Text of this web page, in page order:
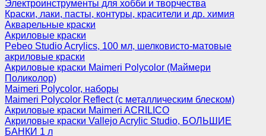
Электроинструменты для хобби и творчества
Краски, лаки, пасты, контуры, красители и др. химия
Акварельные краски
Акриловые краски
Pebeo Studio Acrylics, 100 мл, шелковисто-матовые
акриловые краски
Акриловые краски Maimeri Polycolor (Маймери
Поликолор)
Maimeri Polycolor, наборы
Maimeri Polycolor Reflect (с металлическим блеском)
Акриловые краски Maimeri ACRILICO
Акриловые краски Vallejo Acrylic Studio, БОЛЬШИЕ
БАНКИ 1 л